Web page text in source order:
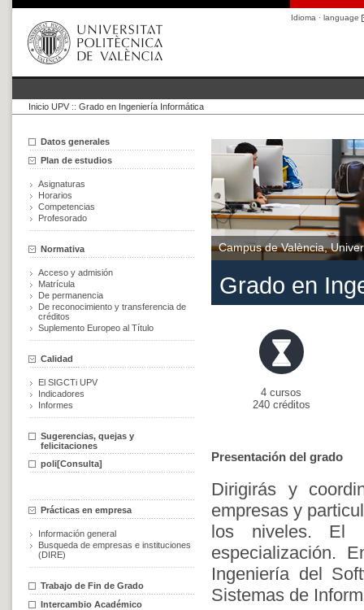
Idioma · language
Inicio UPV :: Grado en Ingeniería Informática
Datos generales
Plan de estudios
Asignaturas
Horarios
Competencias
Profesorado
Normativa
Acceso y admisión
Matrícula
De permanencia
De reconocimiento y transferencia de
créditos
Suplemento Europeo al Título
Calidad
El SIGCTi UPV
Indicadores
Informes
Sugerencias, quejas y
felicitaciones
poli[Consulta]
Prácticas en empresa
Información general
Busqueda de empresas e instituciones
(DIRE)
Trabajo de Fin de Grado
Intercambio Académico
Campus de València,
Grado en
4 cursos
240 créditos
Presentación del grado
Dirigirás y
empresas y
los niveles. El
especialización.
Ingeniería del
Sistemas de